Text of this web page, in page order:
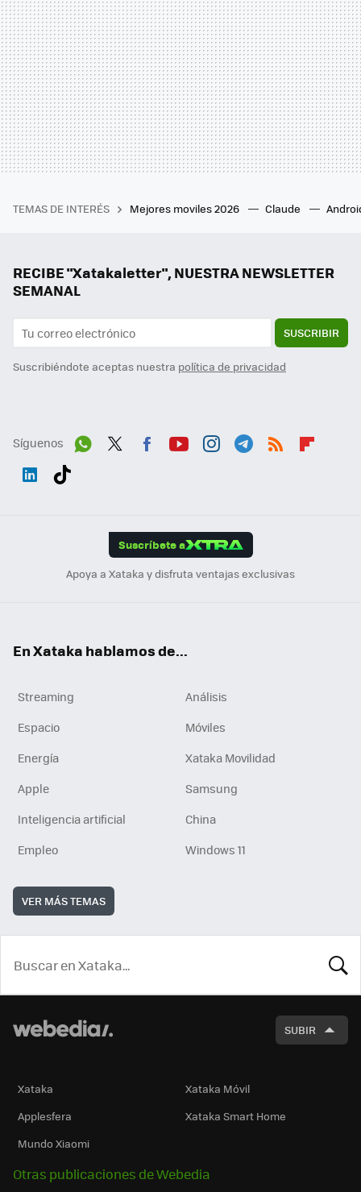
TEMAS DE INTERÉS Mejores moviles 2026 Claude
RECIBE "Xatakaletter", NUESTRA NEWSLETTER
SEMANAL
SUSCRIBIR
Suscribiéndote aceptas nuestra política de privacidad
Síguenos
Suscríbete a
Apoya a Xataka y disfruta ventajas exclusivas
En Xataka hablamos de...
Streaming
Análisis
Espacio
Móviles
Energía
Xataka Movilidad
Apple
Samsung
Inteligencia artificial
China
Empleo
Windows 11
VER MÁS TEMAS
SUBIR
Xataka
Xataka Móvil
Applesfera
Xataka Smart Home
Mundo Xiaomi
Otras publicaciones de Webedia